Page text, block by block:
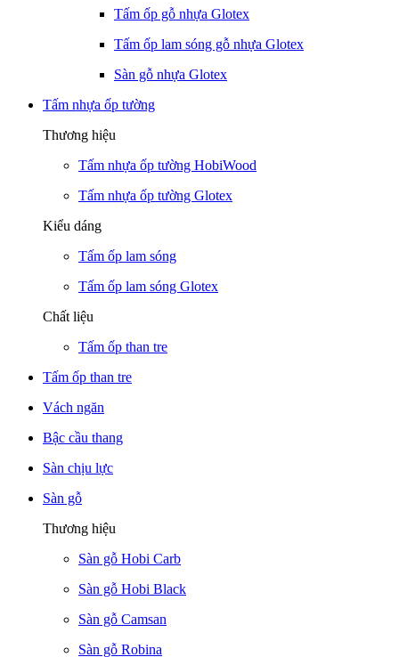
Tấm ốp gỗ nhựa Glotex
Tấm ốp lam sóng gỗ nhựa Glotex
Sàn gỗ nhựa Glotex
Tấm nhựa ốp tường
Thương hiệu
Tấm nhựa ốp tường HobiWood
Tấm nhựa ốp tường Glotex
Kiểu dáng
Tấm ốp lam sóng
Tấm ốp lam sóng Glotex
Chất liệu
Tấm ốp than tre
Tấm ốp than tre
Vách ngăn
Bậc cầu thang
Sàn chịu lực
Sàn gỗ
Thương hiệu
Sàn gỗ Hobi Carb
Sàn gỗ Hobi Black
Sàn gỗ Camsan
Sàn gỗ Robina